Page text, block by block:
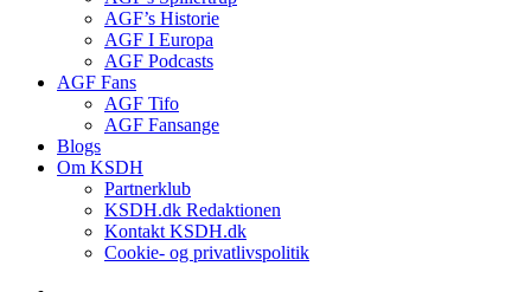
AGF’s Historie
AGF I Europa
AGF Podcasts
AGF Fans
AGF Tifo
AGF Fansange
Blogs
Om KSDH
Partnerklub
KSDH.dk Redaktionen
Kontakt KSDH.dk
Cookie- og privatlivspolitik